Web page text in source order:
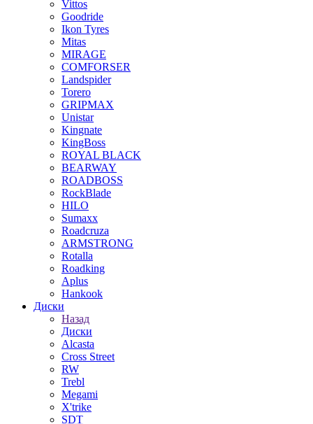
Vittos
Goodride
Ikon Tyres
Mitas
MIRAGE
COMFORSER
Landspider
Torero
GRIPMAX
Unistar
Kingnate
KingBoss
ROYAL BLACK
BEARWAY
ROADBOSS
RockBlade
HILO
Sumaxx
Roadcruza
ARMSTRONG
Rotalla
Roadking
Aplus
Hankook
Диски
Назад
Диски
Alcasta
Cross Street
RW
Trebl
Megami
X'trike
SDT